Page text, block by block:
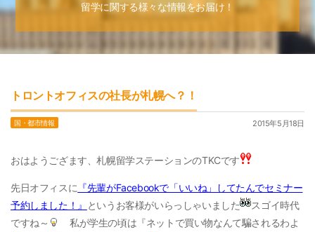
留学に関する様々な情報をお届け！
トロントオフィスの社長が札幌へ？！
国・都市情報 2015年5月18日
おはようござます、札幌留学ステーションのTKCです
先日オフィスに 『先輩がFacebookで「いいね」してたんでセミナー
予約しました！』 というお客様がいらっしゃいました
スゴイ時代
ですね～
私が学生の頃は『ネットで買い物なんて騙されるわよ